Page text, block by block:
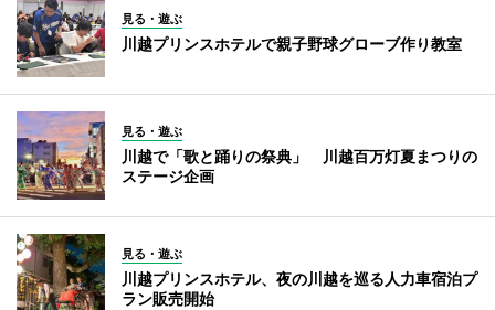
見る・遊ぶ
川越プリンスホテルで親子野球グローブ作り教室
見る・遊ぶ
川越で「歌と踊りの祭典」 川越百万灯夏まつりの
ステージ企画
見る・遊ぶ
川越プリンスホテル、夜の川越を巡る人力車宿泊プ
ラン販売開始